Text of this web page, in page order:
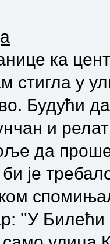
ка
стигла у
Будући да
и
да
је
''У